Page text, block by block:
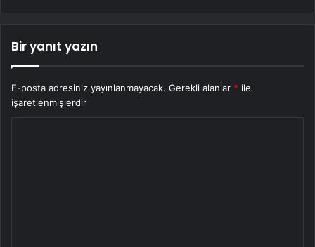
Bir yanıt yazın
E-posta adresiniz yayınlanmayacak. Gerekli alanlar * ile
işaretlenmişlerdir